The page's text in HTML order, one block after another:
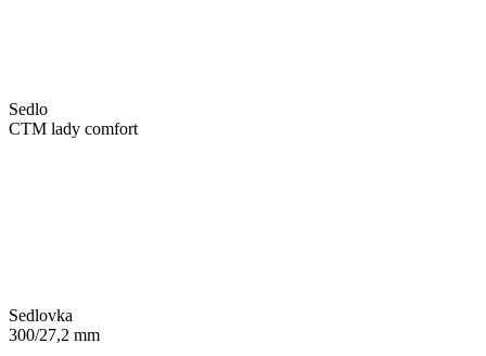
Sedlo
CTM lady comfort
Sedlovka
300/27,2 mm